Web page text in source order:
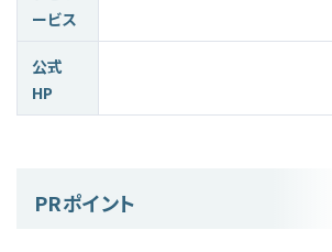
ービス
公式
HP
PRポイント